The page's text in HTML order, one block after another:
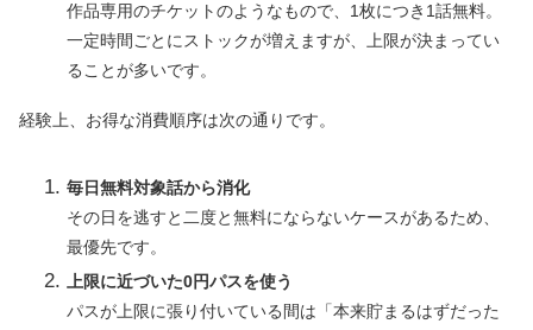
作品専用のチケットのようなもので、1枚につき1話無料。
一定時間ごとにストックが増えますが、上限が決まってい
ることが多いです。
経験上、お得な消費順序は次の通りです。
毎日無料対象話から消化
その日を逃すと二度と無料にならないケースがあるため、
最優先です。
上限に近づいた0円パスを使う
パスが上限に張り付いている間は「本来貯まるはずだった